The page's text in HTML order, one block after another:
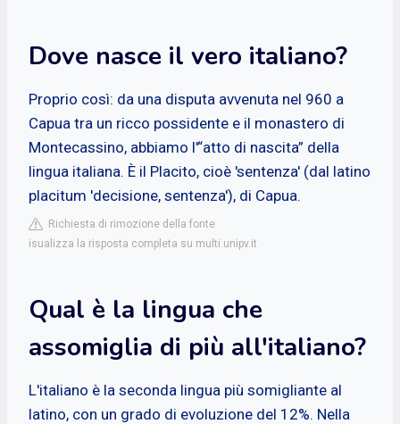
Dove nasce il vero italiano?
Proprio così: da una disputa avvenuta nel 960 a
Capua tra un ricco possidente e il monastero di
Montecassino, abbiamo l'“atto di nascita” della
lingua italiana. È il Placito, cioè 'sentenza' (dal latino
placitum 'decisione, sentenza'), di Capua.
Richiesta di rimozione della fonte
isualizza la risposta completa su multi.unipv.it
Qual è la lingua che
assomiglia di più all'italiano?
L'italiano è la seconda lingua più somigliante al
latino, con un grado di evoluzione del 12%. Nella